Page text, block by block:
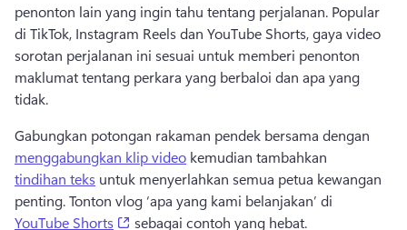
penonton lain yang ingin tahu tentang perjalanan. Popular
di TikTok, Instagram Reels dan YouTube Shorts, gaya video
sorotan perjalanan ini sesuai untuk memberi penonton
maklumat tentang perkara yang berbaloi dan apa yang
tidak.
Gabungkan potongan rakaman pendek bersama dengan
menggabungkan klip video kemudian tambahkan
tindihan teks untuk menyerlahkan semua petua kewangan
penting. Tonton vlog ‘apa yang kami belanjakan’ di
YouTube Shorts
(opens in a new tab)
sebagai contoh yang hebat.